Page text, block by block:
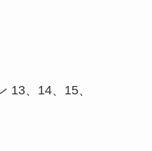
13、14、15、